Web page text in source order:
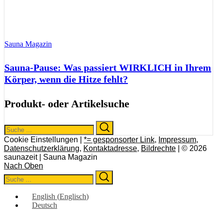
Sauna Magazin
Sauna-Pause: Was passiert WIRKLICH in Ihrem
Körper, wenn die Hitze fehlt?
Produkt- oder Artikelsuche
Search
for:
Cookie Einstellungen | *= gesponsorter Link, Impressum,
Datenschutzerklärung, Kontaktadresse, Bildrechte | © 2026
saunazeit | Sauna Magazin
Nach Oben
Search
for:
English (Englisch)
Deutsch